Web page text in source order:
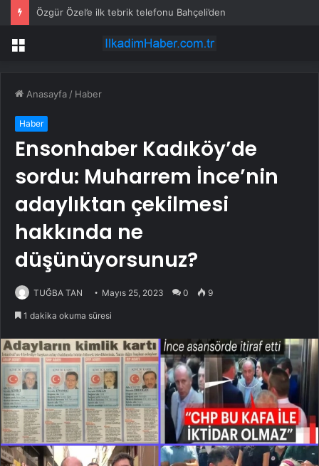
Özgür Özel’e ilk tebrik telefonu Bahçeli’den
Menü
Anasayfa / Haber
Haber
Ensonhaber Kadıköy’de
sordu: Muharrem İnce’nin
adaylıktan çekilmesi
hakkında ne
düşünüyorsunuz?
TUĞBA TAN Mayıs 25, 2023 0 9
1 dakika okuma süresi